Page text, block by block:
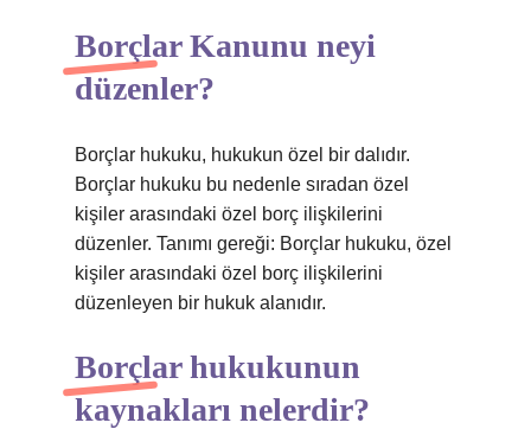
Borçlar Kanunu neyi
düzenler?
Borçlar hukuku, hukukun özel bir dalıdır.
Borçlar hukuku bu nedenle sıradan özel
kişiler arasındaki özel borç ilişkilerini
düzenler. Tanımı gereği: Borçlar hukuku, özel
kişiler arasındaki özel borç ilişkilerini
düzenleyen bir hukuk alanıdır.
Borçlar hukukunun
kaynakları nelerdir?